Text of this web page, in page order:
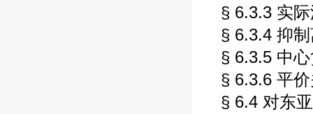
§ 6.3.3 实
§ 6.3.4 抑
§ 6.3.5 中
§ 6.3.6 平
§ 6.4 对东